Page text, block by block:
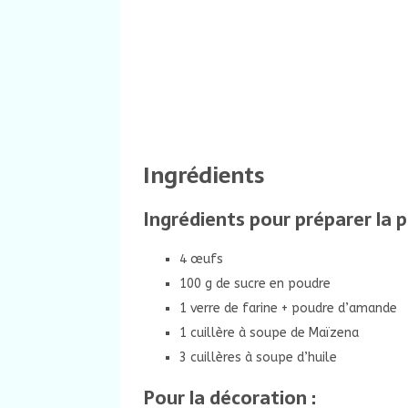
Ingrédients
Ingrédients pour préparer la
4 œufs
100 g de sucre en poudre
1 verre de farine + poudre d’amande
1 cuillère à soupe de Maïzena
3 cuillères à soupe d’huile
Pour la décoration :